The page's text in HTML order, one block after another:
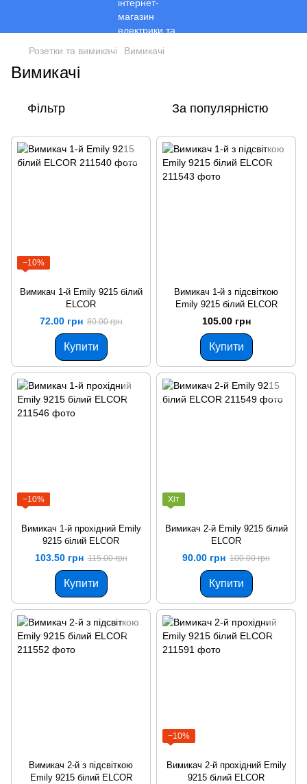
Розетки та вимикачі Вимикачі
Вимикачі
Фільтр За популярністю
−10%
Вимикач 1-й Emily 9215 білий
ЕLCOR
72.00 грн 80.00 грн
Купити
Вимикач 1-й з підсвіткою
Emily 9215 білий ELCOR
105.00 грн
Купити
−10%
Вимикач 1-й прохідний Emily
9215 білий ELCOR
103.50 грн 115.00 грн
Купити
Хіт
Вимикач 2-й Emily 9215 білий
ЕLCOR
90.00 грн 100.00 грн
Купити
Вимикач 2-й з підсвіткою
Emily 9215 білий ELCOR
−10%
Вимикач 2-й прохідний Emily
9215 білий ELCOR